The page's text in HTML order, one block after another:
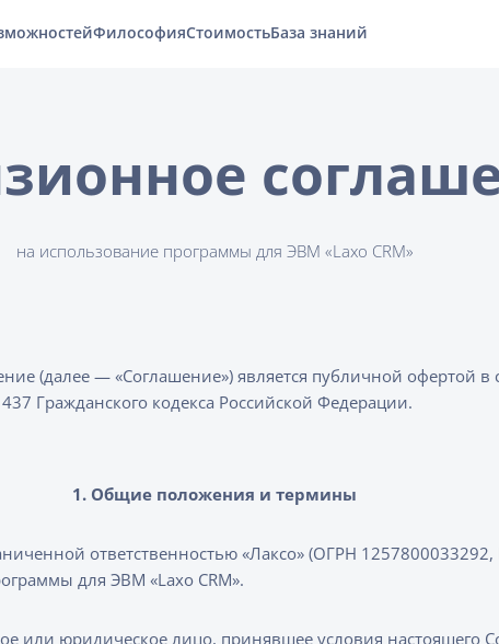
ФилософияСтоимостьБаза знаний
на использование программы для ЭВМ «Laxo CRM»
(далее — «Соглашение») является публичной офертой в
Гражданского кодекса Российской Федерации.
1. Общие положения и термины
ответственностью «Лаксо» (ОГРН
для ЭВМ «Laxo CRM».
или юридическое лицо, принявшее условия настоящего